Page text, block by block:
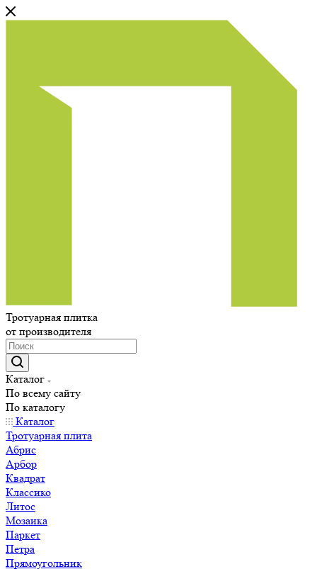
Тротуарная плитка
от производителя
Каталог
По всему сайту
По каталогу
Каталог
Тротуарная плита
Абрис
Арбор
Квадрат
Классико
Литос
Мозаика
Паркет
Петра
Прямоугольник